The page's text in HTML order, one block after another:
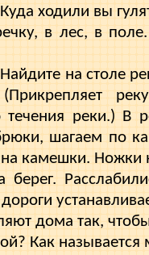
ходили вы
в лес, в поле.
на столе
(Прикрепляет
течения реки.) В
шагаем по
на камешки.
берег.
дома так,
Как называется